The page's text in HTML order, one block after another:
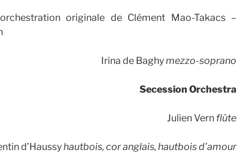
originale de Clément Mao-Takacs –
Irina de Baghymezzo-soprano
Secession Orchestra
Julien Vern flûte
d’Haussyhautbois, cor anglais, hautbois d’amour